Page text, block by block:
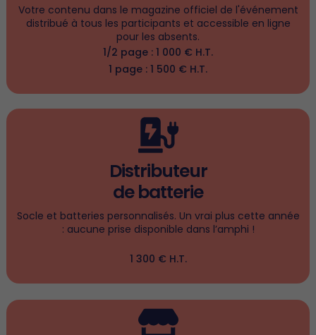
Votre contenu dans le magazine officiel de l'événement
distribué à tous les participants et accessible en ligne
pour les absents.
1/2 page : 1 000 € H.T.
1 page : 1 500 € H.T.
Distributeur
de batterie
Socle et batteries personnalisés. Un vrai plus cette année
: aucune prise disponible dans l’amphi !
1 300 € H.T.